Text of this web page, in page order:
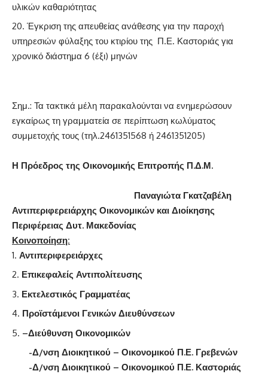
υλικών καθαριότητας
Έγκριση της απευθείας ανάθεσης για την παροχή
υπηρεσιών φύλαξης του κτιρίου της Π.Ε. Καστοριάς για
χρονικό διάστημα 6 (έξι) μηνών
Σημ.: Τα τακτικά μέλη παρακαλούνται να ενημερώσουν
εγκαίρως τη γραμματεία σε περίπτωση κωλύματος
συμμετοχής τους (τηλ.2461351568 ή 2461351205)
Η Πρόεδρος της Οικονομικής Επιτροπής Π.Δ.Μ.
Παναγιώτα Γκατζαβέλη
Αντιπεριφερειάρχης Οικονομικών και Διοίκησης
Περιφέρειας Δυτ. Μακεδονίας
Κοινοποίηση:
Αντιπεριφερειάρχες
Επικεφαλείς Αντιπολίτευσης
Εκτελεστικός Γραμματέας
Προϊστάμενοι Γενικών Διευθύνσεων
–Διεύθυνση Οικονομικών
-Δ/νση Διοικητικού – Οικονομικού Π.Ε. Γρεβενών
-Δ/νση Διοικητικού – Οικονομικού Π.Ε. Καστοριάς